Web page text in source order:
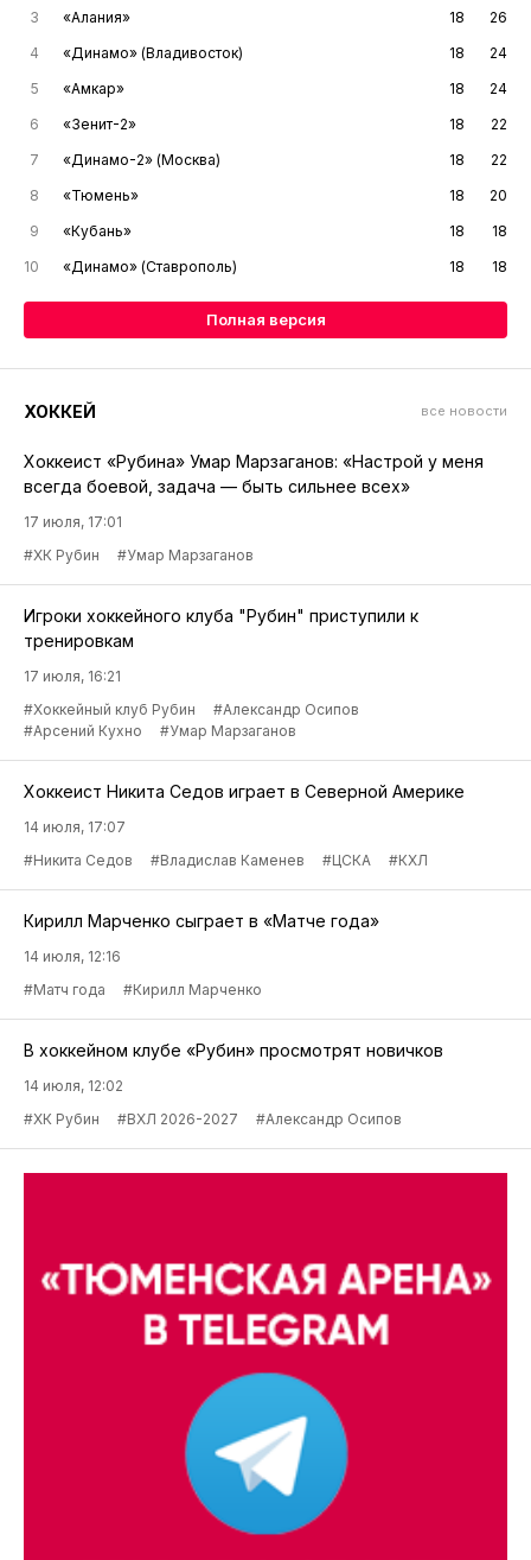
3
«Алания» 18
26
4
«Динамо» (Владивосток) 18
24
5
«Амкар» 18
24
6
«Зенит-2» 18
22
7
«Динамо-2» (Москва) 18
22
8
«Тюмень» 18
20
9
«Кубань» 18
18
10
«Динамо» (Ставрополь) 18 18
Полная версия
ХОККЕЙ все новости
Хоккеист «Рубина» Умар Марзаганов: «Настрой у меня
всегда боевой, задача — быть сильнее всех»
17 июля, 17:01
#ХК Рубин
#Умар Марзаганов
Игроки хоккейного клуба "Рубин" приступили к
тренировкам
17 июля, 16:21
#Хоккейный клуб Рубин
#Александр Осипов
#Арсений Кухно
#Умар Марзаганов
Хоккеист Никита Седов играет в Северной Америке
14 июля, 17:07
#Никита Седов
#Владислав Каменев #ЦСКА #КХЛ
Кирилл Марченко сыграет в «Матче года»
14 июля, 12:16
#Матч года
#Кирилл Марченко
В хоккейном клубе «Рубин» просмотрят новичков
14 июля, 12:02
#ХК Рубин
#ВХЛ 2026-2027 #Александр Осипов